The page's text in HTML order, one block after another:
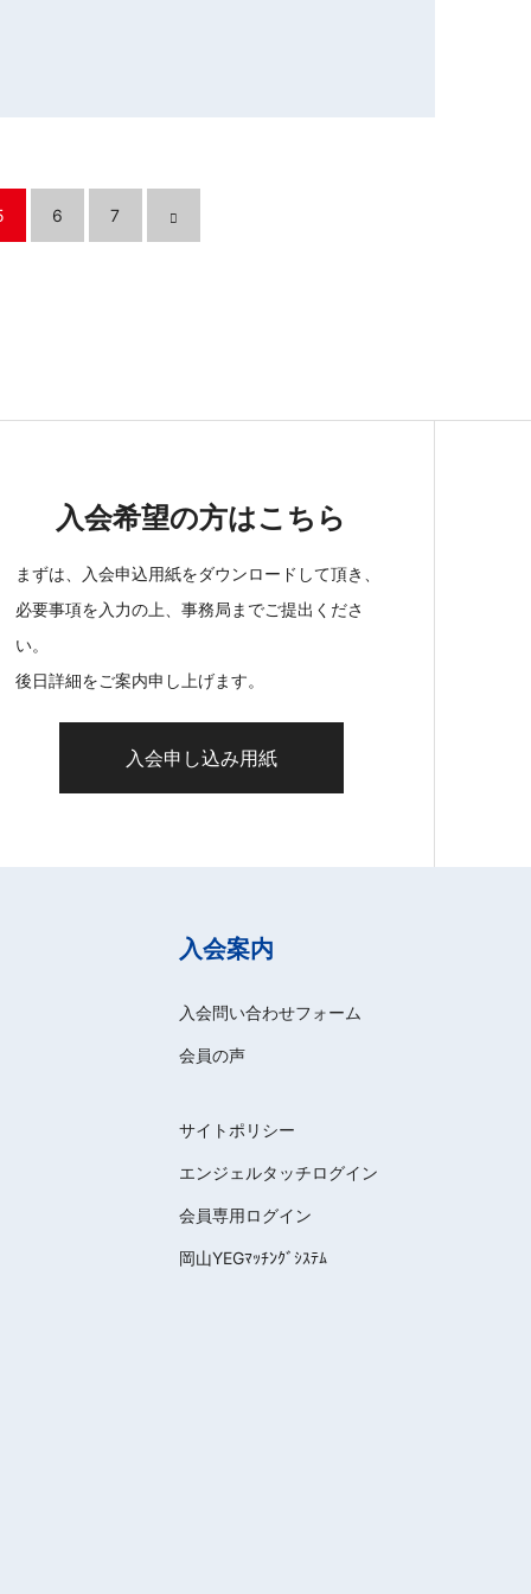
6 7
入会希望の方はこちら
まずは、入会申込用紙をダウンロードして頂き、
必要事項を入力の上、事務局までご提出くださ
い。
後日詳細をご案内申し上げます。
入会申し込み用紙
入会案内
入会問い合わせフォーム
会員の声
サイトポリシー
エンジェルタッチログイン
会員専用ログイン
岡山YEGﾏｯﾁﾝｸﾞｼｽﾃﾑ